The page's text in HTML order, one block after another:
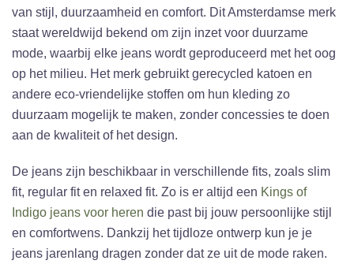
van stijl, duurzaamheid en comfort. Dit Amsterdamse merk
staat wereldwijd bekend om zijn inzet voor duurzame
mode, waarbij elke jeans wordt geproduceerd met het oog
op het milieu. Het merk gebruikt gerecycled katoen en
andere eco-vriendelijke stoffen om hun kleding zo
duurzaam mogelijk te maken, zonder concessies te doen
aan de kwaliteit of het design.
De jeans zijn beschikbaar in verschillende fits, zoals slim
fit, regular fit en relaxed fit. Zo is er altijd een Kings of
Indigo jeans voor heren die past bij jouw persoonlijke stijl
en comfortwens. Dankzij het tijdloze ontwerp kun je je
jeans jarenlang dragen zonder dat ze uit de mode raken.